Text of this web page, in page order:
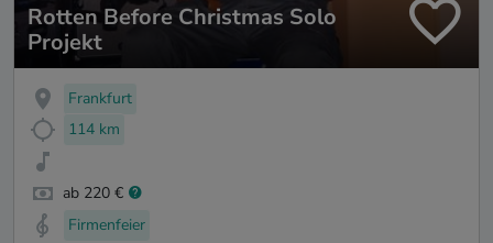
Rotten Before Christmas Solo
Projekt
Frankfurt
114 km
ab 220 €
Firmenfeier